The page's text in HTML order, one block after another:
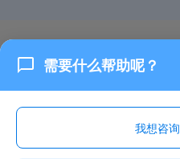
需要什么帮助呢？
我想咨